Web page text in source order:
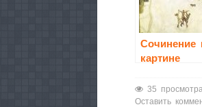
Сочинение
картине
И. Попова
первого
35
Оставить